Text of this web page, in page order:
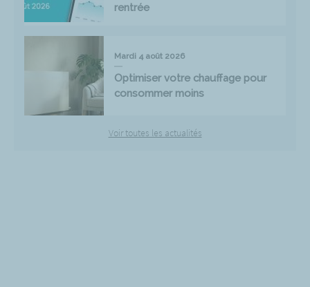
rentrée
Mardi 4 août 2026
Optimiser votre chauffage pour
consommer moins
Voir toutes les actualités